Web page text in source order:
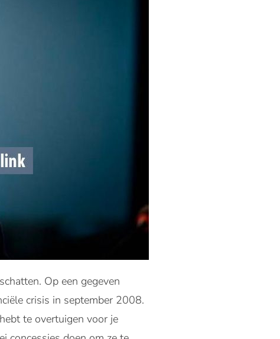
Op een gegeven
crisis in september 2008.
te overtuigen voor je